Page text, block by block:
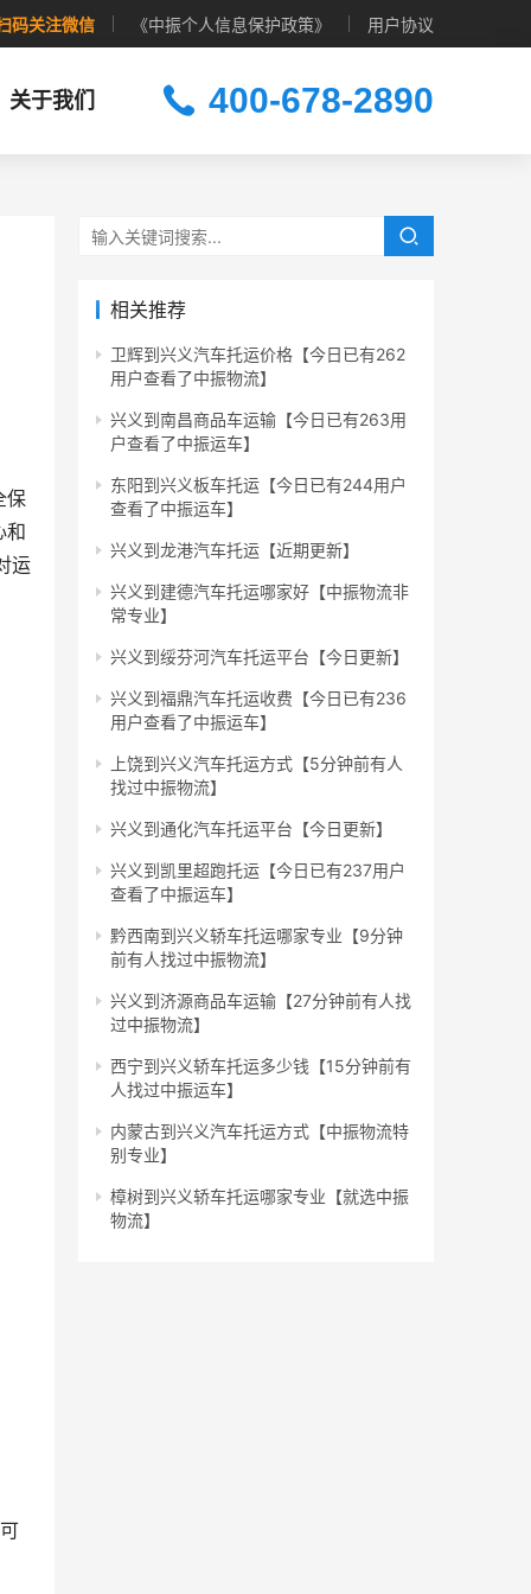
码关注微信 《中振个人信息保护政策》 用户协议
关于我们 400-678-2890
保
和
运
相关推荐
卫辉到兴义汽车托运价格【今日已有262
用户查看了中振物流】
兴义到南昌商品车运输【今日已有263用
户查看了中振运车】
东阳到兴义板车托运【今日已有244用户
查看了中振运车】
兴义到龙港汽车托运【近期更新】
兴义到建德汽车托运哪家好【中振物流非
常专业】
兴义到绥芬河汽车托运平台【今日更新】
兴义到福鼎汽车托运收费【今日已有236
用户查看了中振运车】
上饶到兴义汽车托运方式【5分钟前有人
找过中振物流】
兴义到通化汽车托运平台【今日更新】
兴义到凯里超跑托运【今日已有237用户
查看了中振运车】
黔西南到兴义轿车托运哪家专业【9分钟
前有人找过中振物流】
兴义到济源商品车运输【27分钟前有人找
过中振物流】
西宁到兴义轿车托运多少钱【15分钟前有
人找过中振运车】
内蒙古到兴义汽车托运方式【中振物流特
别专业】
樟树到兴义轿车托运哪家专业【就选中振
物流】